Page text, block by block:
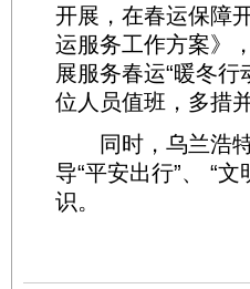
开展，在春运保障
运服务工作方案》
展服务春运“暖冬
位人员值班，多措
同时，乌兰浩特
导“平安出行”、 “
识。